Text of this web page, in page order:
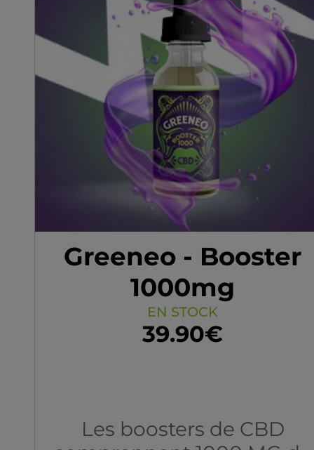
Taux de CBD disponibles :
10,30 & 50mg/ml sur une
base PG/VG de 70/30
Vous devez avoir l'âge
de fumer pour utiliser ce
produit.
Greeneo - Booster
1000mg
EN STOCK
39.90€
Les boosters de CBD